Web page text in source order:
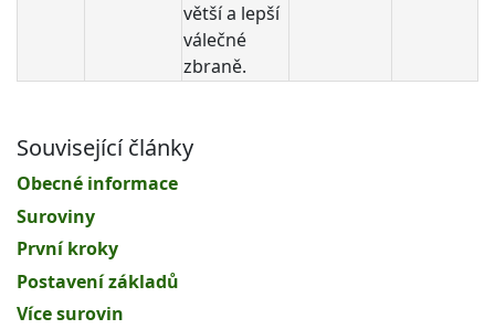
větší a lepší
válečné
zbraně.
Související články
Obecné informace
Suroviny
První kroky
Postavení základů
Více surovin